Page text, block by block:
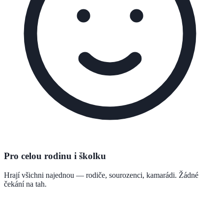
Pro celou rodinu i školku
Hrají všichni najednou — rodiče, sourozenci, kamarádi. Žádné
čekání na tah.